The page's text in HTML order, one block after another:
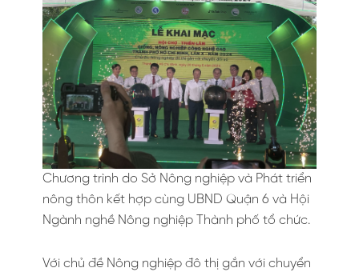
Chương trình do Sở Nông nghiệp và Phát triển
nông thôn kết hợp cùng UBND Quận 6 và Hội
Ngành nghề Nông nghiệp Thành phố tổ chức.
Với chủ đề Nông nghiệp đô thị gắn với chuyển